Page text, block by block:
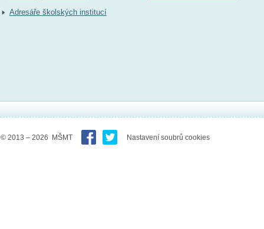
Adresáře školských institucí
© 2013 – 2026 MŠMT Nastavení soubrů cookies